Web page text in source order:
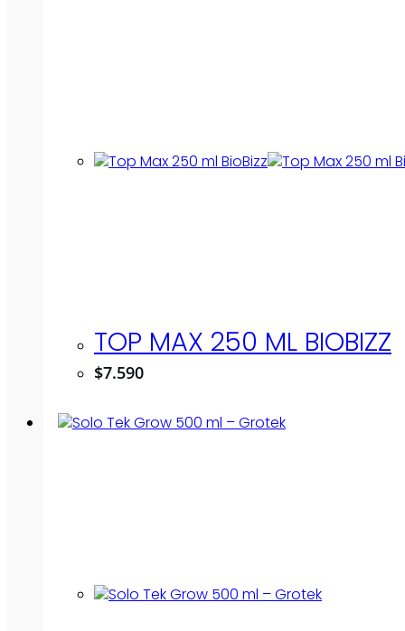
TOP MAX 250 ML BIOBIZZ
$7.590